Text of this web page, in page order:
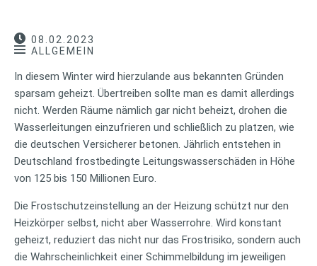
08.02.2023
ALLGEMEIN
In diesem Winter wird hierzulande aus bekannten Gründen
sparsam geheizt. Übertreiben sollte man es damit allerdings
nicht. Werden Räume nämlich gar nicht beheizt, drohen die
Wasserleitungen einzufrieren und schließlich zu platzen, wie
die deutschen Versicherer betonen. Jährlich entstehen in
Deutschland frostbedingte Leitungswasserschäden in Höhe
von 125 bis 150 Millionen Euro.
Die Frostschutzeinstellung an der Heizung schützt nur den
Heizkörper selbst, nicht aber Wasserrohre. Wird konstant
geheizt, reduziert das nicht nur das Frostrisiko, sondern auch
die Wahrscheinlichkeit einer Schimmelbildung im jeweiligen